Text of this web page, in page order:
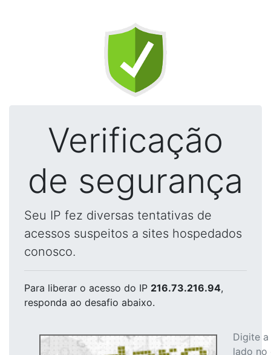
Verificação
de segurança
Seu IP fez diversas tentativas de
acessos suspeitos a sites hospedados
conosco.
Para liberar o acesso do IP 216.73.216.94,
responda ao desafio abaixo.
Digite
lado no